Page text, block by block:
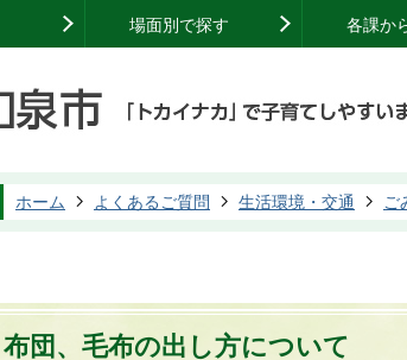
場面別で探す 各課か
ホーム よくあるご質問 生活環境・交通 ご
布団、毛布の出し方について